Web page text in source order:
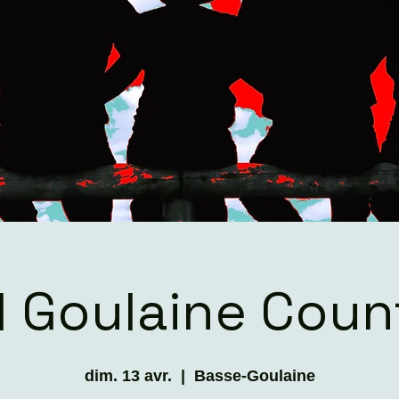
Goulaine
dim. 13 avr. Basse-Goulaine